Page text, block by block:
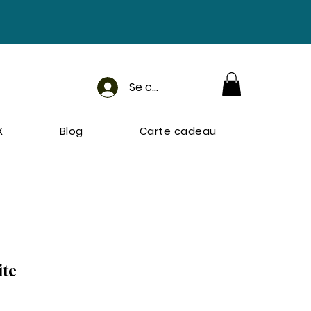
Se connecter
Blog Carte cadeau